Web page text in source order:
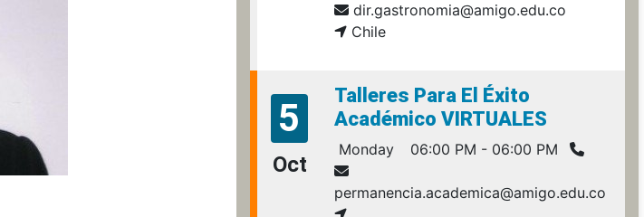
dir.gastronomia@amigo.edu.co
Chile
5
Oct
Talleres Para El Éxito
Académico VIRTUALES
Monday 06:00 PM - 06:00 PM
permanencia.academica@amigo.edu.co